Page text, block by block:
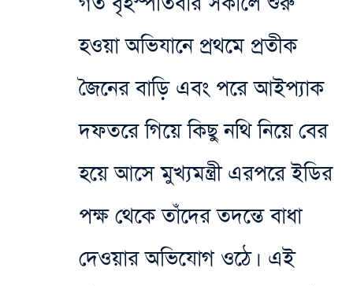
হওয়া অভিযানে প্রথমে প্রতীক
জৈনের বাড়ি এবং পরে আইপ্যাক
দফতরে গিয়ে কিছু নথি নিয়ে বের
হয়ে আসে মুখ্যমন্ত্রী এরপরে ইডির
পক্ষ থেকে তাঁদের তদন্তে বাধা
দেওয়ার অভিযোগ ওঠে। এই